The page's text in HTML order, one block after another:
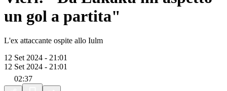
un gol a partita"
L'ex attaccante ospite allo Iulm
12 Set 2024 - 21:01
12 Set 2024 - 21:01
02:37